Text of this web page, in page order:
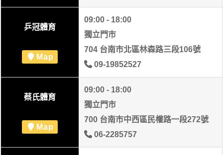
乒冠體育
Map
09:00 - 18:00
獨立門市
704 台南市北區林森路三段106號
09-19852527
蔡氏體育
Map
09:00 - 18:00
獨立門市
700 台南市中西區民權路一段272號
06-2285757